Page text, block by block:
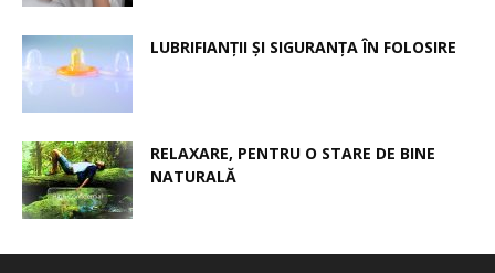
LUBRIFIANȚII ȘI SIGURANȚA ÎN FOLOSIRE
RELAXARE, PENTRU O STARE DE BINE
NATURALĂ